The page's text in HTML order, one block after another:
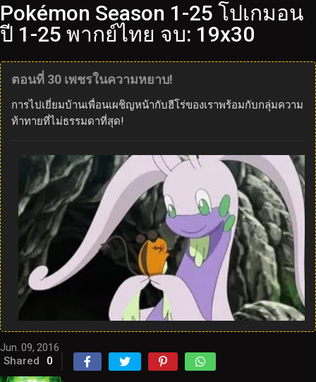
Pokémon Season 1-25 โปเกมอน
ปี 1-25 พากย์ไทย จบ: 19x30
ตอนที่ 30 เพชรในความหยาบ!
การไปเยี่ยมบ้านเพื่อนเผชิญหน้ากับฮีโร่ของเราพร้อมกับกลุ่มความ
ท้าทายที่ไม่ธรรมดาที่สุด!
Jun. 09, 2016
Shared 0